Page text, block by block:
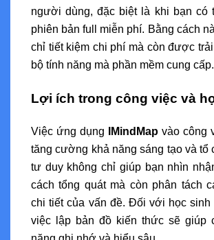
người dùng, đặc biệt là khi bạn có
phiên bản full miễn phí. Bằng cách
chỉ tiết kiệm chi phí mà còn được
bộ tính năng mà phần mềm cung cấp.
Lợi ích trong công việc và
Việc ứng dụng IMindMap vào công
tăng cường khả năng sáng tạo và tổ
tư duy không chỉ giúp bạn nhìn
cách tổng quát mà còn phân tách
chi tiết của vấn đề. Đối với học sinh
việc lập bản đồ kiến thức sẽ giúp